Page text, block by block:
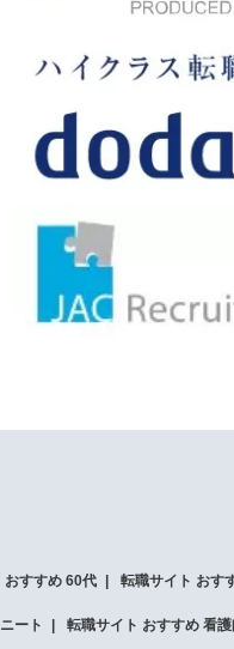
おすすめ 60代 転職サイト おす
ート 転職サイト おすすめ 看